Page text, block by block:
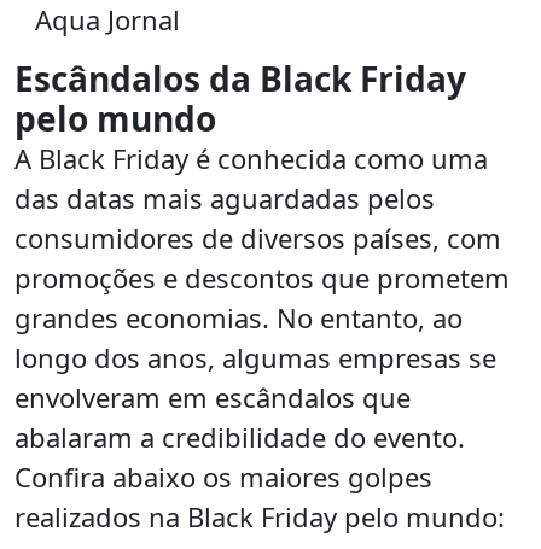
Aqua Jornal
Escândalos da Black Friday
pelo mundo
A Black Friday é conhecida como uma
das datas mais aguardadas pelos
consumidores de diversos países, com
promoções e descontos que prometem
grandes economias. No entanto, ao
longo dos anos, algumas empresas se
envolveram em escândalos que
abalaram a credibilidade do evento.
Confira abaixo os maiores golpes
realizados na Black Friday pelo mundo: